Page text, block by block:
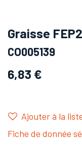
Graisse
CO005139
6,83 €
Ajouter à la
Fiche de donnée